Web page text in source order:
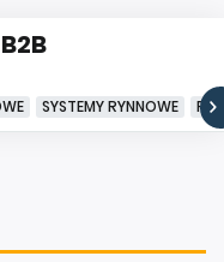
B2B
SYSTEMY RYNNOWE